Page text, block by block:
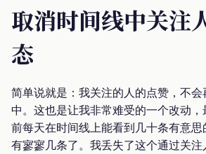
取消时间线中关注
态
简单说就是：我关注的人的点赞，不
中。这也是让我非常难受的一个改动
前每天在时间线上能看到几十条有意
有寥寥几条了。我丢失了这个通过关